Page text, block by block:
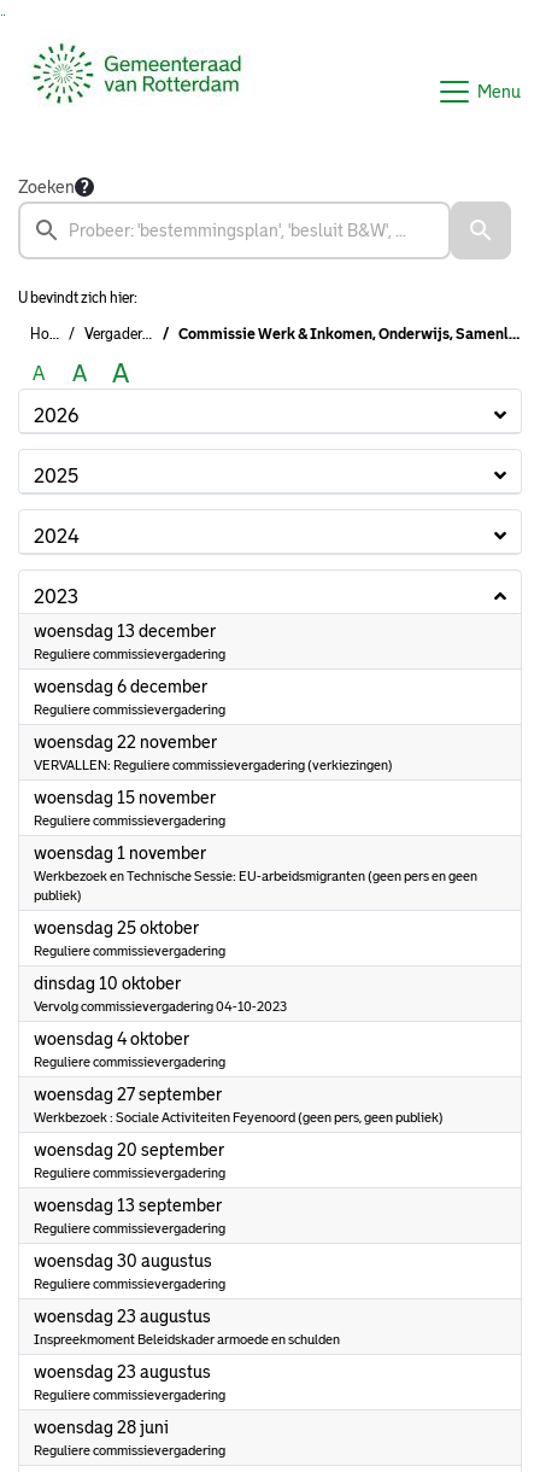
Menu
Zoeken
U bevindt zich hier:
Home Vergaderingen Commissie Werk & Inkomen, Onderwijs, Samenleven, Schuldhulpverlening & Armoedebestrijding, NPRZ
A A A
2026
2025
2024
2023
woensdag 13 december2023
Reguliere commissievergadering
woensdag 6 december2023
Reguliere commissievergadering
woensdag 22 november2023
VERVALLEN: Reguliere commissievergadering (verkiezingen)
woensdag 15 november2023
Reguliere commissievergadering
woensdag 1 november2023
Werkbezoek en Technische Sessie: EU-arbeidsmigranten (geen pers en geen
publiek)
woensdag 25 oktober2023
Reguliere commissievergadering
dinsdag 10 oktober2023
Vervolg commissievergadering 04-10-2023
woensdag 4 oktober2023
Reguliere commissievergadering
woensdag 27 september2023
Werkbezoek : Sociale Activiteiten Feyenoord (geen pers, geen publiek)
woensdag 20 september2023
Reguliere commissievergadering
woensdag 13 september2023
Reguliere commissievergadering
woensdag 30 augustus
Reguliere commissievergadering
woensdag 23 augustus
Inspreekmoment Beleidskader armoede en schulden
woensdag 23 augustus
Reguliere commissievergadering
woensdag 28 juni
Reguliere commissievergadering